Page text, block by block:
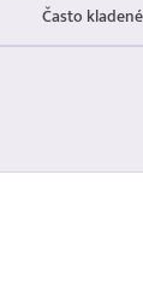
Často